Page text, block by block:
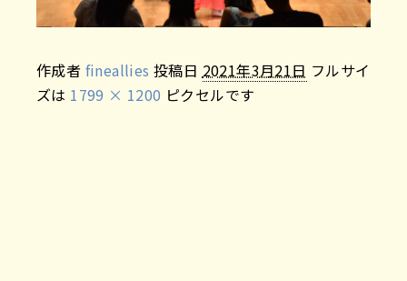
作成者 fineallies 投稿日 2021年3月21日 フルサイ
ズは 1799 × 1200 ピクセルです